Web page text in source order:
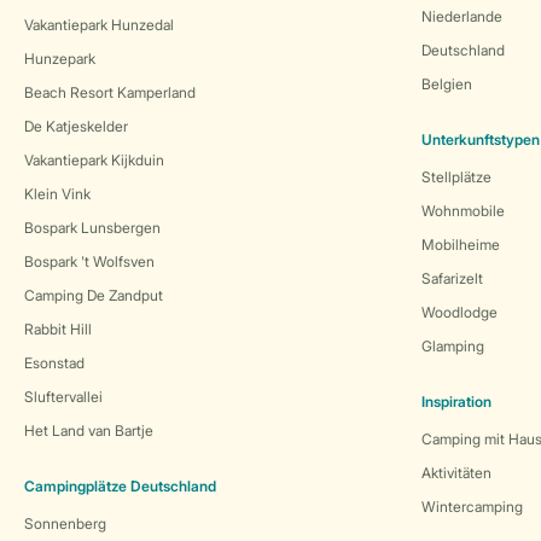
Vakantiepark Hunzedal
Hunzepark
Beach Resort Kamperland
De Katjeskelder
Vakantiepark Kijkduin
Klein Vink
Bospark Lunsbergen
Bospark 't Wolfsven
Camping De Zandput
Rabbit Hill
Esonstad
Sluftervallei
Het Land van Bartje
Campingplätze Deutschland
Sonnenberg
Niederlande
Deutschland
Belgien
Unterkunftstypen
Stellplätze
Wohnmobile
Mobilheime
Safarizelt
Woodlodge
Glamping
Inspiration
Camping mit
Aktivitäten
Wintercamping